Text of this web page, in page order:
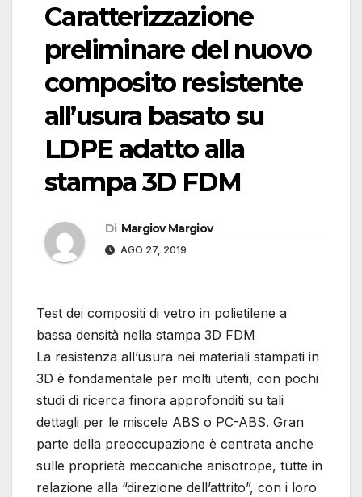
Caratterizzazione
preliminare del nuovo
composito resistente
all’usura basato su
LDPE adatto alla
stampa 3D FDM
Di Margiov Margiov
AGO 27, 2019
Test dei compositi di vetro in polietilene a
bassa densità nella stampa 3D FDM
La resistenza all’usura nei materiali stampati in
3D è fondamentale per molti utenti, con pochi
studi di ricerca finora approfonditi su tali
dettagli per le miscele ABS o PC-ABS. Gran
parte della preoccupazione è centrata anche
sulle proprietà meccaniche anisotrope, tutte in
relazione alla “direzione dell’attrito”, con i loro